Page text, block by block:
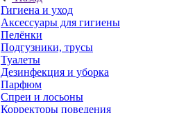
Гигиена и уход
Аксессуары для гигиены
Пелёнки
Подгузники, трусы
Туалеты
Дезинфекция и уборка
Парфюм
Спреи и лосьоны
Корректоры поведения